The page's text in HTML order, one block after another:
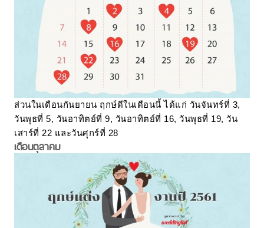
ส่วนในเดือนกันยายน ฤกษ์ดีในเดือนนี้ ได้แก่ วันจันทร์ที่ 3,
วันพุธที่ 5, วันอาทิตย์ที่ 9, วันอาทิตย์ที่ 16, วันพุธที่ 19, วัน
เสาร์ที่ 22 และวันศุกร์ที่ 28
เดือนตุลาคม